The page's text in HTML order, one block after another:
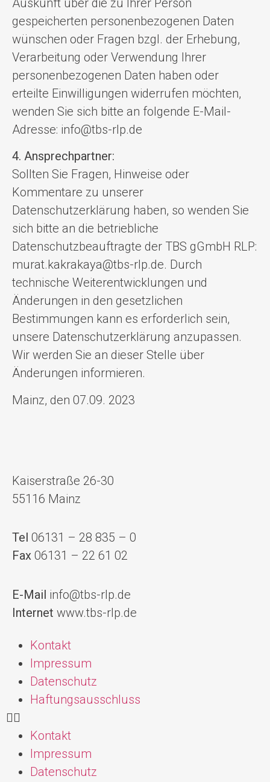
gespeicherten personenbezogenen Daten
wünschen oder Fragen bzgl. der Erhebung,
Verarbeitung oder Verwendung Ihrer
personenbezogenen Daten haben oder
erteilte Einwilligungen widerrufen möchten,
wenden Sie sich bitte an folgende E-Mail-
Adresse: info@tbs-rlp.de
4. Ansprechpartner:
Sollten Sie Fragen, Hinweise oder
Kommentare zu unserer
Datenschutzerklärung haben, so wenden Sie
sich bitte an die betriebliche
Datenschutzbeauftragte der TBS gGmbH RLP:
murat.kakrakaya@tbs-rlp.de. Durch
technische Weiterentwicklungen und
Änderungen in den gesetzlichen
Bestimmungen kann es erforderlich sein,
unsere Datenschutzerklärung anzupassen.
Wir werden Sie an dieser Stelle über
Änderungen informieren.
Mainz, den 07.09. 2023
Kaiserstraße 26-30
55116 Mainz
Tel 06131 – 28 835 – 0
Fax 06131 – 22 61 02
E-Mail info@tbs-rlp.de
Internet www.tbs-rlp.de
Kontakt
Impressum
Datenschutz
Haftungsausschluss
Kontakt
Impressum
Datenschutz